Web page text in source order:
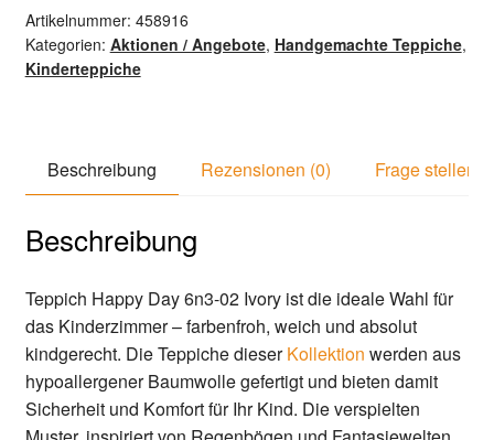
Artikelnummer: 458916
Kategorien: Aktionen / Angebote, Handgemachte Teppiche,
Kinderteppiche
Beschreibung Rezensionen (0) Frage stellen
Beschreibung
Teppich Happy Day 6n3-02 Ivory ist die ideale Wahl für
das Kinderzimmer – farbenfroh, weich und absolut
kindgerecht. Die Teppiche dieserKollektion werden aus
hypoallergener Baumwolle gefertigt und bieten damit
Sicherheit und Komfort für Ihr Kind. Die verspielten